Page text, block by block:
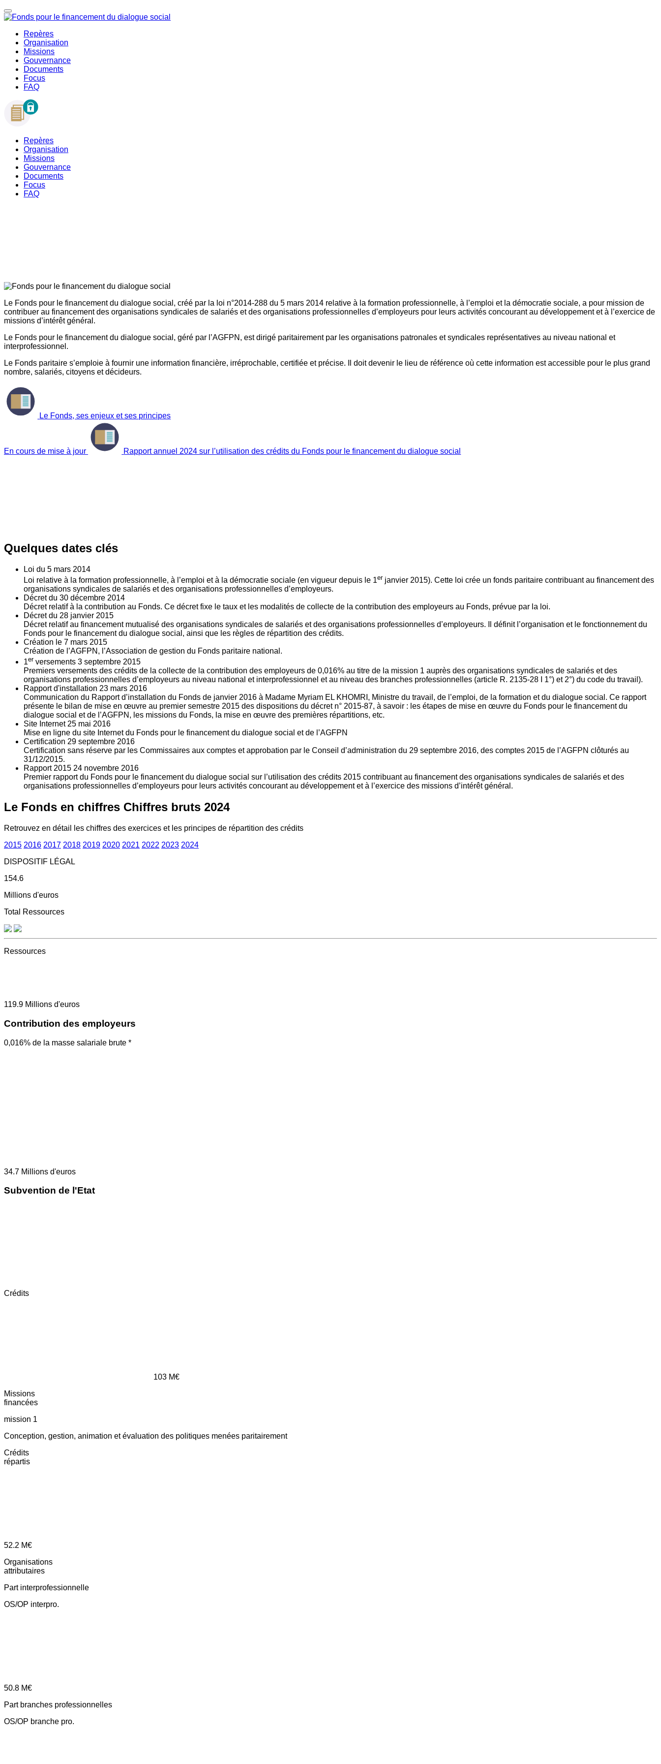
Repères
Organisation
Missions
Gouvernance
Documents
Focus
FAQ
Repères
Organisation
Missions
Gouvernance
Documents
Focus
FAQ
Le Fonds pour le financement du dialogue social, créé par la loi n°2014-288 du 5 mars 2014 relative à la formation professionnelle, à l’emploi et la démocratie sociale, a pour mission de
contribuer au financement des organisations syndicales de salariés et des organisations professionnelles d’employeurs pour leurs activités concourant au développement et à l’exercice de
missions d’intérêt général.
Le Fonds pour le financement du dialogue social, géré par l’AGFPN, est dirigé paritairement par les organisations patronales et syndicales représentatives au niveau national et
interprofessionnel.
Le Fonds paritaire s’emploie à fournir une information financière, irréprochable, certifiée et précise. Il doit devenir le lieu de référence où cette information est accessible pour le plus grand
nombre, salariés, citoyens et décideurs.
Le Fonds, ses enjeux et ses principes
En cours de mise à jour Rapport annuel 2024 sur l’utilisation des crédits du Fonds pour le financement du dialogue social
Quelques dates clés
Loi du 5 mars 2014
Loi relative à la formation professionnelle, à l’emploi et à la démocratie sociale (en vigueur depuis le 1er janvier 2015). Cette loi crée un fonds paritaire contribuant au financement des
organisations syndicales de salariés et des organisations professionnelles d’employeurs.
Décret du 30 décembre 2014
Décret relatif à la contribution au Fonds. Ce décret fixe le taux et les modalités de collecte de la contribution des employeurs au Fonds, prévue par la loi.
Décret du 28 janvier 2015
Décret relatif au financement mutualisé des organisations syndicales de salariés et des organisations professionnelles d’employeurs. Il définit l’organisation et le fonctionnement du
Fonds pour le financement du dialogue social, ainsi que les règles de répartition des crédits.
Création le 7 mars 2015
Création de l’AGFPN, l’Association de gestion du Fonds paritaire national.
1er versements 3 septembre 2015
Premiers versements des crédits de la collecte de la contribution des employeurs de 0,016% au titre de la mission 1 auprès des organisations syndicales de salariés et des
organisations professionnelles d’employeurs au niveau national et interprofessionnel et au niveau des branches professionnelles (article R. 2135‐28 I 1°) et 2°) du code du travail).
Rapport d'installation 23 mars 2016
Communication du Rapport d’installation du Fonds de janvier 2016 à Madame Myriam EL KHOMRI, Ministre du travail, de l’emploi, de la formation et du dialogue social. Ce rapport
présente le bilan de mise en œuvre au premier semestre 2015 des dispositions du décret n° 2015-87, à savoir : les étapes de mise en œuvre du Fonds pour le financement du
dialogue social et de l’AGFPN, les missions du Fonds, la mise en œuvre des premières répartitions, etc.
Site Internet 25 mai 2016
Mise en ligne du site Internet du Fonds pour le financement du dialogue social et de l’AGFPN
Certification 29 septembre 2016
Certification sans réserve par les Commissaires aux comptes et approbation par le Conseil d’administration du 29 septembre 2016, des comptes 2015 de l’AGFPN clôturés au
31/12/2015.
Rapport 2015 24 novembre 2016
Premier rapport du Fonds pour le financement du dialogue social sur l’utilisation des crédits 2015 contribuant au financement des organisations syndicales de salariés et des
organisations professionnelles d’employeurs pour leurs activités concourant au développement et à l’exercice des missions d’intérêt général.
Le Fonds en chiffres Chiffres bruts 2024
Retrouvez en détail les chiffres des exercices et les principes de répartition des crédits
2015 2016 2017 2018 2019 2020 2021 2022 2023 2024
DISPOSITIF LÉGAL
154.6
Millions d'euros
Total Ressources
Ressources
119.9 Millions d'euros
Contribution des employeurs
0,016% de la masse salariale brute *
34.7 Millions d'euros
Subvention de l'Etat
Crédits
103 M€
Missions
financées
mission 1
Conception, gestion, animation et évaluation des politiques menées paritairement
Crédits
répartis
52.2 M€
Organisations
attributaires
Part interprofessionnelle
OS/OP interpro.
50.8 M€
Part branches professionnelles
OS/OP branche pro.